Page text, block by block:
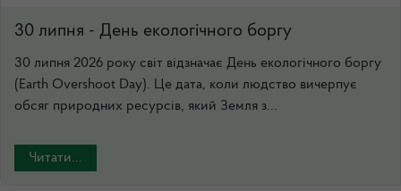
30 липня - День екологічного боргу
30 липня 2026 року світ відзначає День екологічного боргу
(Earth Overshoot Day). Це дата, коли людство вичерпує
обсяг природних ресурсів, який Земля з...
Читати...